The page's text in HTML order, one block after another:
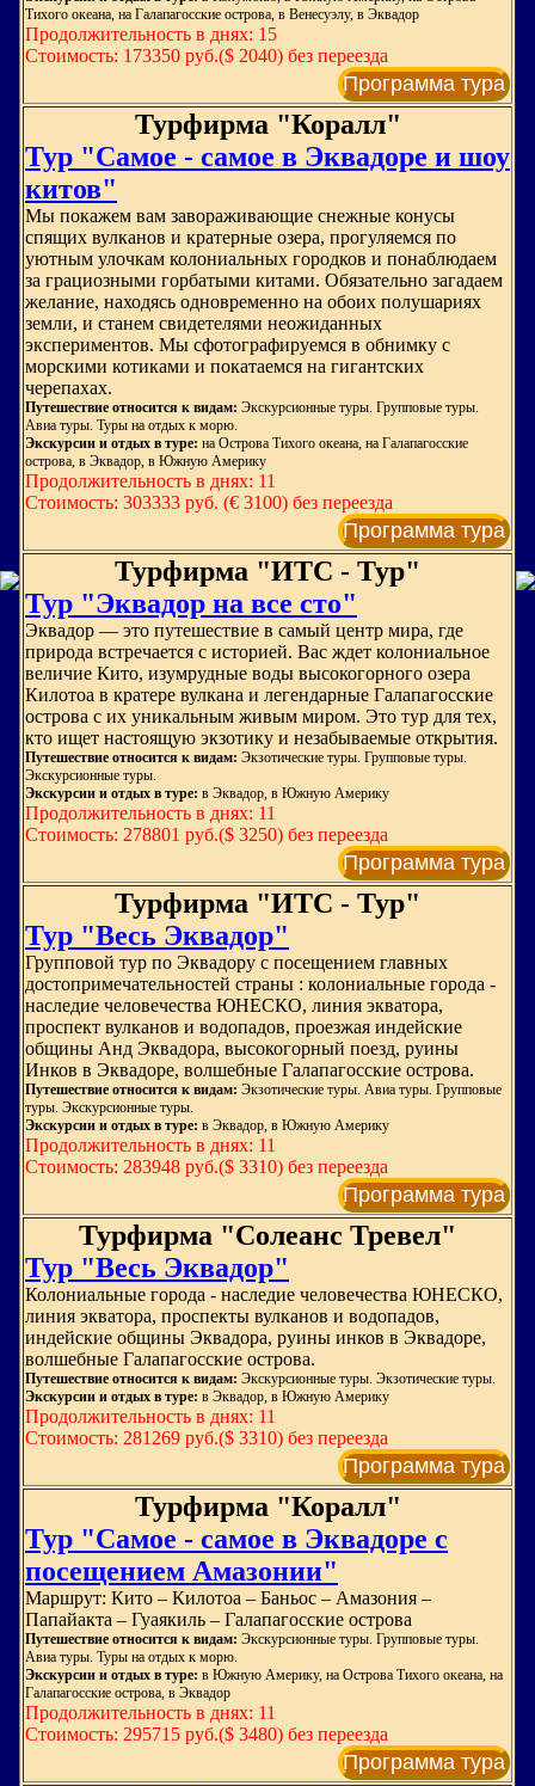
Тихого океана, на Галапагосские острова, в Венесуэлу, в Эквадор
Продолжительность в днях: 15
Стоимость: 173350 руб.($ 2040) без переезда
Программа тура
Турфирма "Коралл"
Тур "Самое - самое в Эквадоре и шоу
китов"
Мы покажем вам завораживающие снежные конусы
спящих вулканов и кратерные озера, прогуляемся по
уютным улочкам колониальных городков и понаблюдаем
за грациозными горбатыми китами. Обязательно загадаем
желание, находясь одновременно на обоих полушариях
земли, и станем свидетелями неожиданных
экспериментов. Мы сфотографируемся в обнимку с
морскими котиками и покатаемся на гигантских
черепахах.
Путешествие относится к видам: Экскурсионные туры. Групповые туры.
Авиа туры. Туры на отдых к морю.
Экскурсии и отдых в туре: на Острова Тихого океана, на Галапагосские
острова, в Эквадор, в Южную Америку
Продолжительность в днях: 11
Стоимость: 303333 руб. (€ 3100) без переезда
Программа тура
Турфирма "ИТС - Тур"
Тур "Эквадор на все сто"
Эквадор — это путешествие в самый центр мира, где
природа встречается с историей. Вас ждет колониальное
величие Кито, изумрудные воды высокогорного озера
Килотоа в кратере вулкана и легендарные Галапагосские
острова с их уникальным живым миром. Это тур для тех,
кто ищет настоящую экзотику и незабываемые открытия.
Путешествие относится к видам: Экзотические туры. Групповые туры.
Экскурсионные туры.
Экскурсии и отдых в туре: в Эквадор, в Южную Америку
Продолжительность в днях: 11
Стоимость: 278801 руб.($ 3250) без переезда
Программа тура
Турфирма "ИТС - Тур"
Тур "Весь Эквадор"
Групповой тур по Эквадору с посещением главных
достопримечательностей страны : колониальные города -
наследие человечества ЮНЕСКО, линия экватора,
проспект вулканов и водопадов, проезжая индейские
общины Анд Эквадора, высокогорный поезд, руины
Инков в Эквадоре, волшебные Галапагосские острова.
Путешествие относится к видам: Экзотические туры. Авиа туры. Групповые
туры. Экскурсионные туры.
Экскурсии и отдых в туре: в Эквадор, в Южную Америку
Продолжительность в днях: 11
Стоимость: 283948 руб.($ 3310) без переезда
Программа тура
Турфирма "Солеанс Тревел"
Тур "Весь Эквадор"
Колониальные города - наследие человечества ЮНЕСКО,
линия экватора, проспекты вулканов и водопадов,
индейские общины Эквадора, руины инков в Эквадоре,
волшебные Галапагосские острова.
Путешествие относится к видам: Экскурсионные туры. Экзотические туры.
Экскурсии и отдых в туре: в Эквадор, в Южную Америку
Продолжительность в днях: 11
Стоимость: 281269 руб.($ 3310) без переезда
Программа тура
Турфирма "Коралл"
Тур "Самое - самое в Эквадоре с
посещением Амазонии"
Маршрут: Кито – Килотоа – Баньос – Амазония –
Папайакта – Гуаякиль – Галапагосские острова
Путешествие относится к видам: Экскурсионные туры. Групповые туры.
Авиа туры. Туры на отдых к морю.
Экскурсии и отдых в туре: в Южную Америку, на Острова Тихого океана, на
Галапагосские острова, в Эквадор
Продолжительность в днях: 11
Стоимость: 295715 руб.($ 3480) без переезда
Программа тура